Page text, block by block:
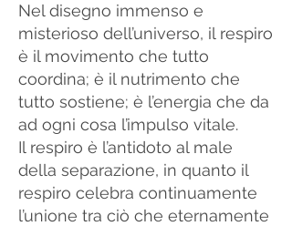
Nel disegno immenso e
misterioso dell’universo, il respiro
è il movimento che tutto
coordina; è il nutrimento che
tutto sostiene; è l’energia che da
ad ogni cosa l’impulso vitale.
Il respiro è l’antidoto al male
della separazione, in quanto il
respiro celebra continuamente
l’unione tra ciò che eternamente